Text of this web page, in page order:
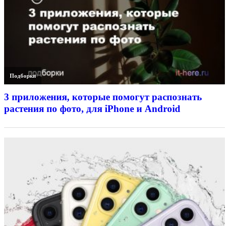
Подборки
3 приложения, которые помогут распознать
растения по фото, для iPhone и Android